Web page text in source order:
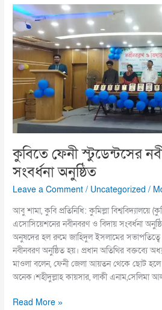
কুবিতে ফেনী স্টুডেন্টসের
সংবর্ধনা অনুষ্ঠিত
Leave a Comment / Uncategorized /
আবু শামা, কুবি প্রতিনিধি: কুমিল্লা বিশ্ববিদ্যালয়ে
এসোসিয়েশনের নবীনবরণ ও বিদায় সংবর্ধনা
অনুষদের হল রুমে জাহিদুল ইসলামের
নবীনবরণ অনুষ্ঠিত হয়। প্রধান অতিথির বক্তব্যে
মাওলা বলেন, ফেনী জেলা আয়তন থেকে ছোট হলে
অনেক।শহীদুল্লাহ কায়সার, লাকী এনাম,সেলিমা
কুবিতে
ফেনী
স্টুডেন্টসের
নবীনবরণ
ও
বিদায়
সংবর্ধনা
অনুষ্ঠিত
Read More »